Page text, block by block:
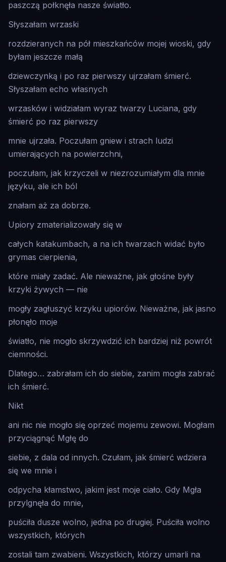
paszczą połknęła nasze światło.
Słyszałam wrzaski
rozdzieranych na pół mieszkańców mojej wioski, gdy
byłam jeszcze małą
dziewczynką i po raz pierwszy ujrzałam śmierć.
Słyszałam echo własnych
wrzasków i widziałam wyraz twarzy Luciana, gdy
śmierć po raz pierwszy
mnie ujrzała. Poczułam gniew i strach ludzi
umierających na powierzchni,
poczułam, jak krzyczeli w niezrozumiałym dla mnie
języku, ale ich ból
znałam aż za dobrze.
Upiory zmaterializowały się w
całych katakumbach, a na ich twarzach widać było
grymas cierpienia,
które miały zadać. Ale nieważne, jak głośne były
krzyki żywych — nie
mogły zagłuszyć krzyku upiorów. Nieważne, jak jasno
płonęło moje
światło, nie mogło skrzywdzić ich bardziej niż powrót
ciemności.
Dlatego… zabrałam ich do siebie, zanim mogła zabrać
ich śmierć.
Nikt
ani nic nie mogło się oprzeć mojemu zewowi. Mogłam
przyciągnąć Mgłę do
siebie, z dala od innych. Czułam, jak śmierć wdziera
się we mnie i
odpycha kłamstwo, jakim jest moje ciało. Gdy Mgła
przylgnęła do mnie,
puściła dusze wolno, jedna po drugiej. Puściła wolno
wszystkich, których
zostali tam zwabieni. Wszystkich, którzy umarli na